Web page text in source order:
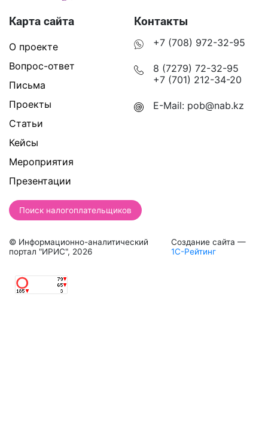
Карта сайта
О проекте
Вопрос-ответ
Письма
Проекты
Статьи
Кейсы
Мероприятия
Презентации
Контакты
+7 (708) 972-32-95
8 (7279) 72-32-95
+7 (701) 212-34-20
E-Mail: pob@nab.kz
Поиск налогоплательщиков
© Информационно-аналитический
портал "ИРИС", 2026
Создание сайта —
1С-Рейтинг